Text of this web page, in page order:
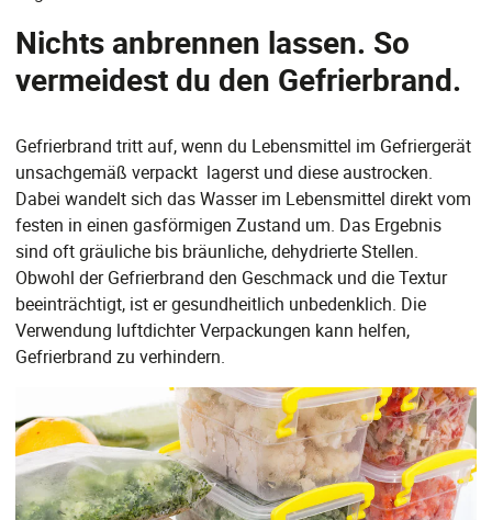
Nichts anbrennen lassen. So
vermeidest du den Gefrierbrand.
Gefrierbrand tritt auf, wenn du Lebensmittel im Gefriergerät
unsachgemäß verpackt lagerst und diese austrocken.
Dabei wandelt sich das Wasser im Lebensmittel direkt vom
festen in einen gasförmigen Zustand um. Das Ergebnis
sind oft gräuliche bis bräunliche, dehydrierte Stellen.
Obwohl der Gefrierbrand den Geschmack und die Textur
beeinträchtigt, ist er gesundheitlich unbedenklich. Die
Verwendung luftdichter Verpackungen kann helfen,
Gefrierbrand zu verhindern.